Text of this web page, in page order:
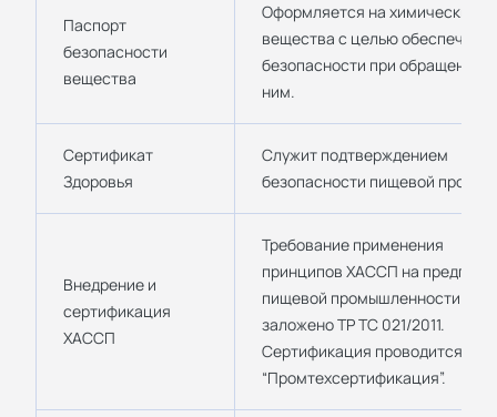
Паспорт
безопасности
вещества
Оформляется на химические
вещества с целью
безопасности при обращении с
ним.
Сертификат
Здоровья
Служит подтверждением
безопасности пищевой
Внедрение и
сертификация
ХАССП
Требование применения
принципов ХАССП на
пищевой промышленности
заложено ТР ТС 021/2011.
Сертификация проводится в
“Промтехсертификация”.